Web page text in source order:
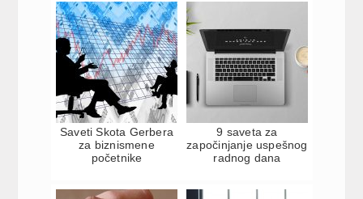
Saveti Skota Gerbera
za biznismene
početnike
9 saveta za
započinjanje uspešnog
radnog dana